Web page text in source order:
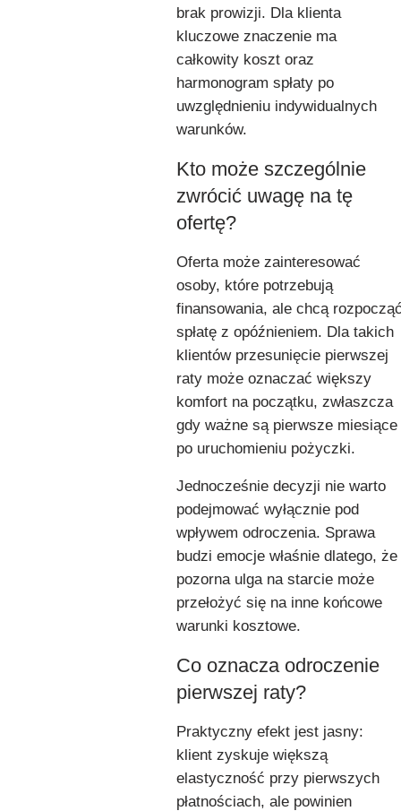
brak prowizji. Dla klienta
kluczowe znaczenie ma
całkowity koszt oraz
harmonogram spłaty po
uwzględnieniu indywidualnych
warunków.
Kto może szczególnie
zwrócić uwagę na tę
ofertę?
Oferta może zainteresować
osoby, które potrzebują
finansowania, ale chcą
spłatę z opóźnieniem. Dla takich
klientów przesunięcie pierwszej
raty może oznaczać większy
komfort na początku, zwłaszcza
gdy ważne są pierwsze miesiące
po uruchomieniu pożyczki.
Jednocześnie decyzji nie warto
podejmować wyłącznie pod
wpływem odroczenia. Sprawa
budzi emocje właśnie dlatego, że
pozorna ulga na starcie może
przełożyć się na inne końcowe
warunki kosztowe.
Co oznacza odroczenie
pierwszej raty?
Praktyczny efekt jest jasny:
klient zyskuje większą
elastyczność przy pierwszych
płatnościach, ale powinien